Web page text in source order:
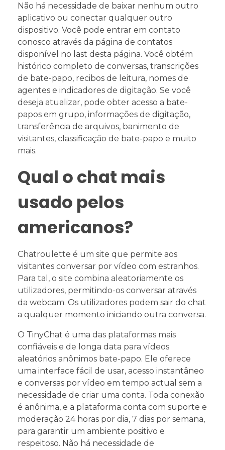
Não há necessidade de baixar nenhum outro
aplicativo ou conectar qualquer outro
dispositivo. Você pode entrar em contato
conosco através da página de contatos
disponível no last desta página. Você obtém
histórico completo de conversas, transcrições
de bate-papo, recibos de leitura, nomes de
agentes e indicadores de digitação. Se você
deseja atualizar, pode obter acesso a bate-
papos em grupo, informações de digitação,
transferência de arquivos, banimento de
visitantes, classificação de bate-papo e muito
mais.
Qual o chat mais
usado pelos
americanos?
Chatroulette é um site que permite aos
visitantes conversar por vídeo com estranhos.
Para tal, o site combina aleatoriamente os
utilizadores, permitindo-os conversar através
da webcam. Os utilizadores podem sair do chat
a qualquer momento iniciando outra conversa.
O TinyChat é uma das plataformas mais
confiáveis e de longa data para vídeos
aleatórios anônimos bate-papo. Ele oferece
uma interface fácil de usar, acesso instantâneo
e conversas por vídeo em tempo actual sem a
necessidade de criar uma conta. Toda conexão
é anônima, e a plataforma conta com suporte e
moderação 24 horas por dia, 7 dias por semana,
para garantir um ambiente positivo e
respeitoso. Não há necessidade de